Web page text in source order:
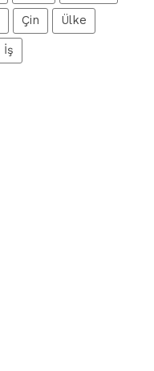
Çin Ülke
İş